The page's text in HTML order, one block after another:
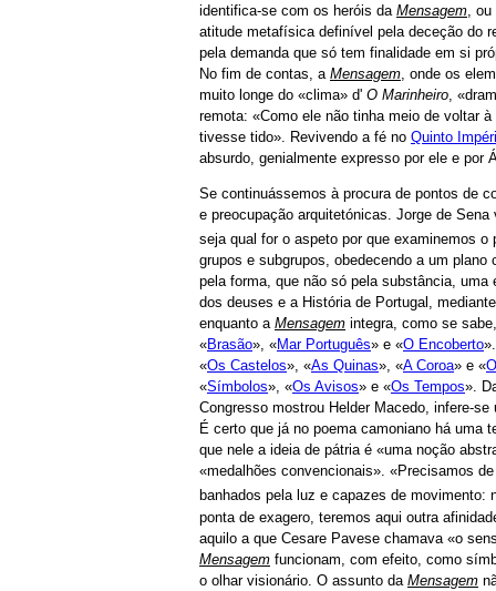
identifica-se com os heróis da Mensagem, ou
atitude metafísica definível pela deceção do
pela demanda que só tem finalidade em si
No fim de contas, a Mensagem, onde os
muito longe do «clima» d' O Marinheiro,
remota: «Como ele não tinha meio de voltar
tivesse tido». Revivendo a fé no Quinto
absurdo, genialmente expresso por ele e por
Se continuássemos à procura de pontos de
e preocupação arquitetónicas. Jorge de
seja qual for o aspeto por que examinemos o
grupos e subgrupos, obedecendo a um
pela forma, que não só pela substância,
dos deuses e a História de Portugal,
enquanto a Mensagem integra, como se
«Brasão», «Mar Português» e «O Encoberto
«Os Castelos», «As Quinas», «A Coroa» e «
«Símbolos», «Os Avisos» e «Os Tempos».
Congresso mostrou Helder Macedo, infere-
É certo que já no poema camoniano há uma
que nele a ideia de pátria é «uma noção
«medalhões convencionais». «Precisamos
banhados pela luz e capazes de
ponta de exagero, teremos aqui outra
aquilo a que Cesare Pavese chamava «o
Mensagem funcionam, com efeito, como
o olhar visionário. O assunto da Mensagem